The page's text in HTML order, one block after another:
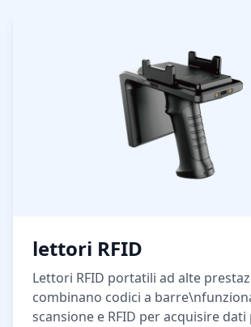
lettori RFID
Lettori RFID portatili ad alte
combinano codici a
scansione e RFID per acquisire dati